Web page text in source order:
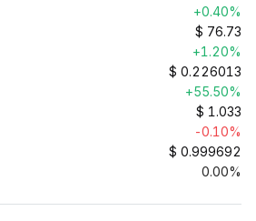
+0.40%
$ 76.73
+1.20%
$ 0.226013
+55.50%
$ 1.033
-0.10%
$ 0.999692
0.00%